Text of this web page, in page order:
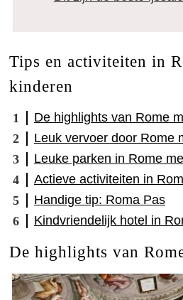
Tips en activiteiten in
kinderen
De highlights van Rome
Leuk vervoer door Rome
Leuke parken in Rome
Actieve activiteiten in
Handige tip: Roma Pas
Kindvriendelijk hotel in
De highlights van